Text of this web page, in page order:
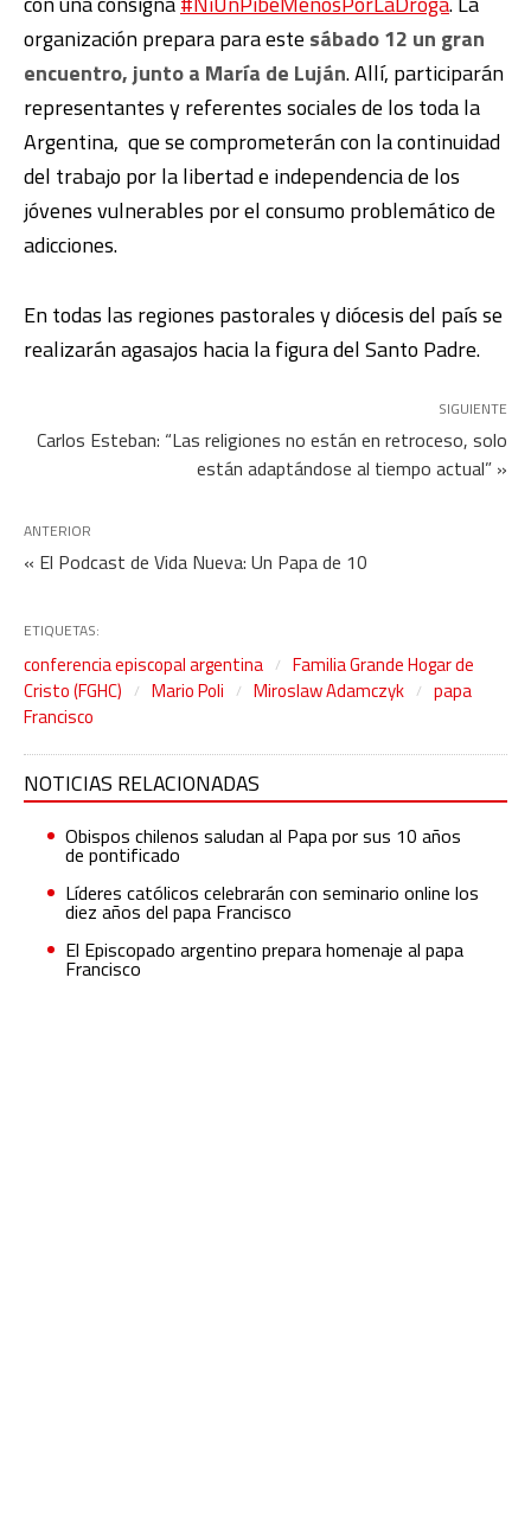
organización prepara para este sábado 12 un gran
encuentro, junto a María de Luján. Allí, participarán
representantes y referentes sociales de los toda la
Argentina, que se comprometerán con la continuidad
del trabajo por la libertad e independencia de los
jóvenesvulnerables por el consumo problemático de
adicciones.
En todas las regiones pastorales y diócesis del país se
realizarán agasajos hacia la figura del Santo Padre.
SIGUIENTE
Carlos Esteban: “Las religiones no están en retroceso, solo
están adaptándose al tiempo actual” »
ANTERIOR
« El Podcast de Vida Nueva: Un Papa de 10
ETIQUETAS:
conferencia episcopal argentina
Familia Grande Hogar de
Cristo (FGHC)
Mario Poli Miroslaw Adamczyk
papa
Francisco
NOTICIAS RELACIONADAS
Obispos chilenos saludan al Papa por sus 10 años
de pontificado
Líderes católicos celebrarán con seminario online los
diez años del papa Francisco
El Episcopado argentino prepara homenaje al papa
Francisco